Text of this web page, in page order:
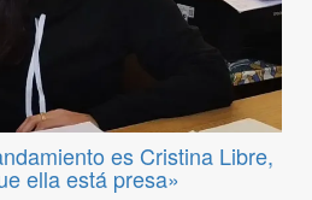
es Cristina Libre,
ella está presa»